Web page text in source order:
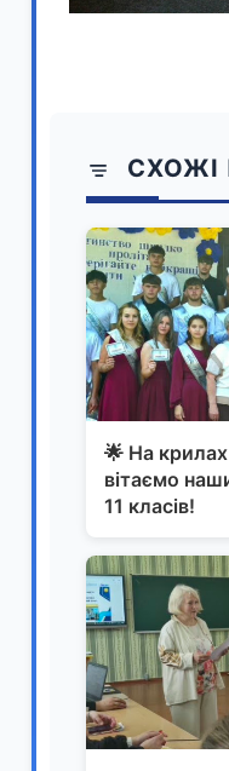
СХОЖІ
🌟 На крилах
вітаємо
11 класів!